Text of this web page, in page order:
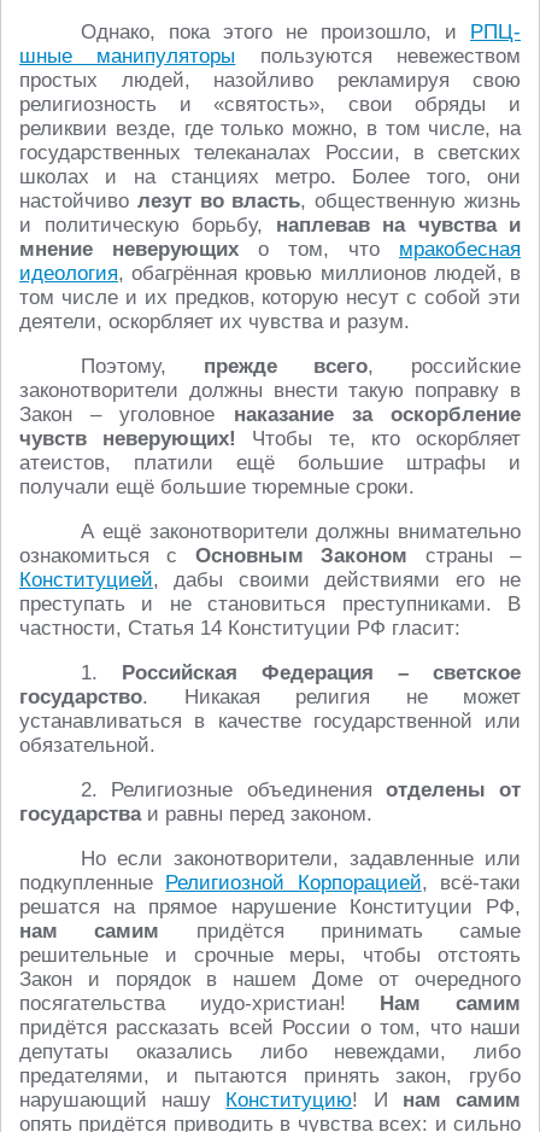
Однако, пока этого не произошло, и РПЦ-
шные манипуляторы пользуются невежеством
простых людей, назойливо рекламируя свою
религиозность и «святость», свои обряды и
реликвии везде, где только можно, в том числе, на
государственных телеканалах России, в светских
школах и на станциях метро. Более того, они
настойчиво лезут во власть, общественную жизнь
и политическую борьбу, наплевав на чувства и
мнение неверующих о том, что мракобесная
идеология, обагрённая кровью миллионов людей, в
том числе и их предков, которую несут с собой эти
деятели, оскорбляет их чувства и разум.
Поэтому, прежде всего, российские
законотворители должны внести такую поправку в
Закон – уголовное наказание за оскорбление
чувств неверующих!
Чтобы те, кто оскорбляет
атеистов, платили ещё большие штрафы и
получали ещё большие тюремные сроки.
А ещё законотворители должны внимательно
ознакомиться с Основным Законом страны –
Конституцией, дабы своими действиями его не
преступать и не становиться преступниками. В
частности, Статья 14 Конституции РФ гласит:
1. Российская Федерация – светское
государство. Никакая религия не может
устанавливаться в качестве государственной или
обязательной.
2. Религиозные объединения отделены от
государстваи равны перед законом.
Но если законотворители, задавленные или
подкупленные Религиозной Корпорацией, всё-таки
решатся на прямое нарушение Конституции РФ,
нам самим придётся принимать самые
решительные и срочные меры, чтобы отстоять
Закон и порядок в нашем Доме от очередного
посягательства иудо-христиан! Нам самим
придётся рассказать всей России о том, что наши
депутаты оказались либо невеждами, либо
предателями, и пытаются принять закон, грубо
нарушающий нашу Конституцию! И нам самим
опять придётся приводить в чувства всех: и сильно